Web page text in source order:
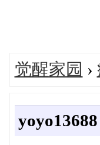
觉醒家园 ›
yoyo13688